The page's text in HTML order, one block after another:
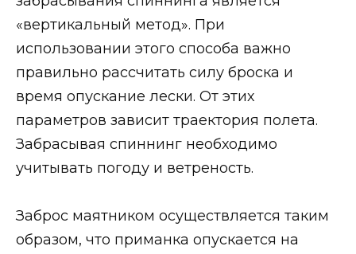
«вертикальный метод». При
использовании этого способа важно
правильно рассчитать силу броска и
время опускание лески. От этих
параметров зависит траектория полета.
Забрасывая спиннинг необходимо
учитывать погоду и ветреность.
Заброс маятником осуществляется таким
образом, что приманка опускается на